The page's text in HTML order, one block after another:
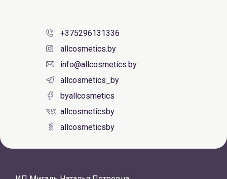
+375296131336
allcosmetics.by
info@allcosmetics.by
allcosmetics_by
byallcosmetics
allcosmeticsby
allcosmeticsby